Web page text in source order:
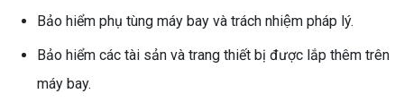
Bảo hiểm phụ tùng máy bay và trách nhiệm pháp lý.
Bảo hiểm các tài sản và trang thiết bị được lắp thêm trên
máy bay.